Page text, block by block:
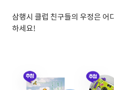
삼행시 클럽 친구들의 우정은 어
하세요!